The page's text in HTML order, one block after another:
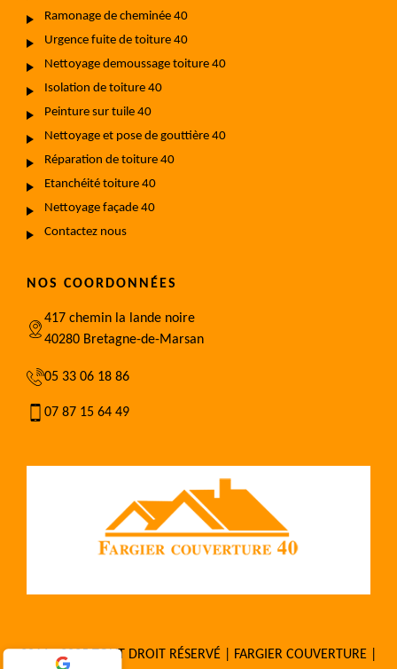
Ramonage de cheminée 40
Urgence fuite de toiture 40
Nettoyage demoussage toiture 40
Isolation de toiture 40
Peinture sur tuile 40
Nettoyage et pose de gouttière 40
Réparation de toiture 40
Etanchéité toiture 40
Nettoyage façade 40
Contactez nous
NOS COORDONNÉES
417 chemin la lande noire
40280 Bretagne-de-Marsan
05 33 06 18 86
07 87 15 64 49
2016 - 2025 TOUT DROIT RÉSERVÉ | FARGIER COUVERTURE |